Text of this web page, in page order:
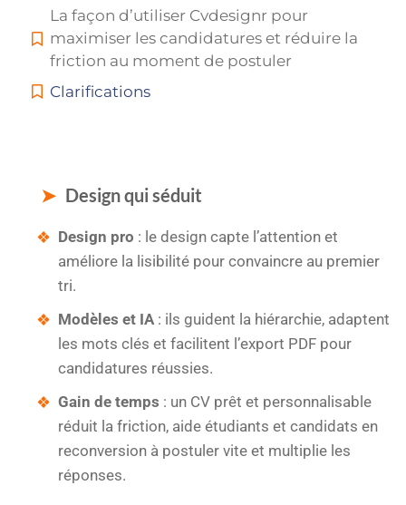
La façon d’utiliser Cvdesignr pour
maximiser les candidatures et réduire la
friction au moment de postuler
Clarifications
Design qui séduit
Design pro : le design capte l’attention et
améliore la lisibilité pour convaincre au premier
tri.
Modèles et IA: ils guident la hiérarchie, adaptent
les mots clés et facilitent l’export PDF pour
candidatures réussies.
Gain de temps : un CV prêt et personnalisable
réduit la friction, aide étudiants et candidats en
reconversion à postuler vite et multiplie les
réponses.